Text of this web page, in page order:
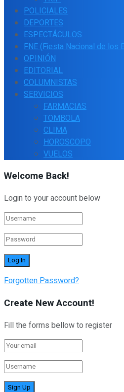
POLICIALES
DEPORTES
ESPECTÁCULOS
FNE (Fiesta Nacional de los
OPINIÓN
EDITORIAL
COLUMNISTAS
SERVICIOS
FARMACIAS
TOMBOLA
CLIMA
HOROSCOPO
VUELOS
Welcome Back!
Login to your account below
Forgotten Password?
Create New Account!
Fill the forms bellow to register